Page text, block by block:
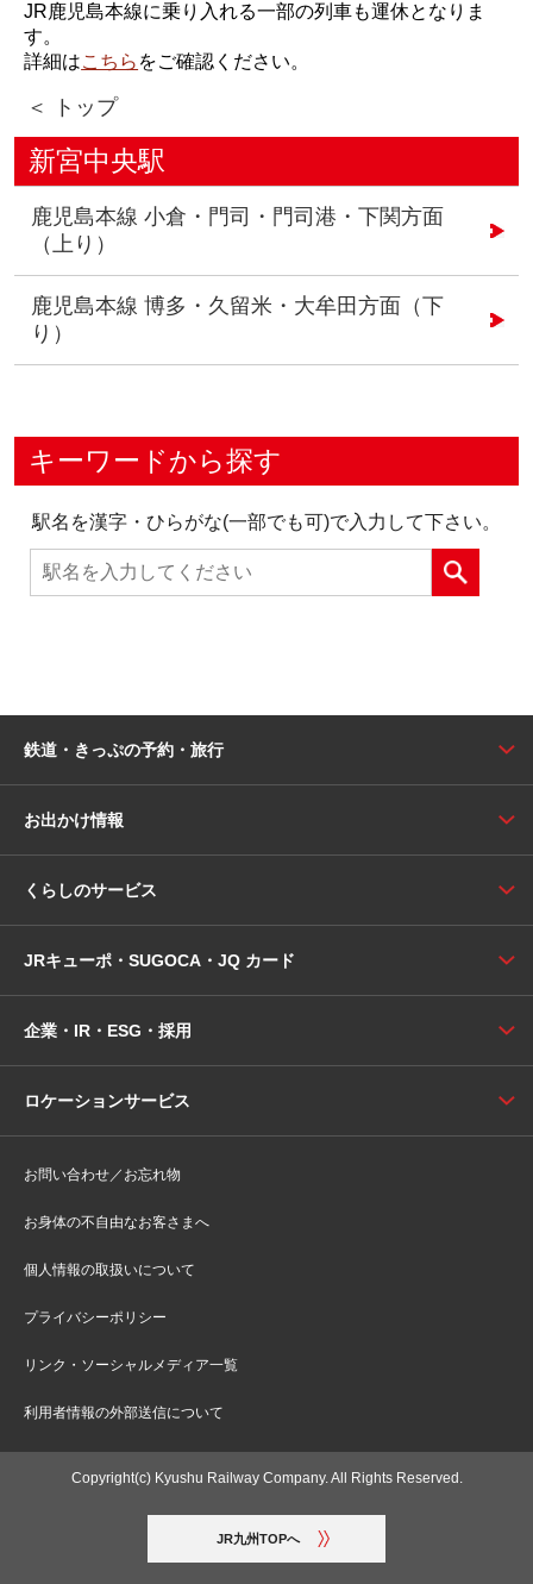
JR鹿児島本線に乗り入れる一部の列車も運休となりま
す。
詳細はこちら をご確認ください。
＜ トップ
新宮中央駅
鹿児島本線 小倉・門司・門司港・下関方面
（上り）
鹿児島本線 博多・久留米・大牟田方面（下
り）
キーワードから探す
駅名を漢字・ひらがな(一部でも可)で入力して下さい。
鉄道・きっぷの予約・旅行
お出かけ情報
くらしのサービス
JRキューポ・SUGOCA・JQ カード
企業・IR・ESG・採用
ロケーションサービス
お問い合わせ／お忘れ物
お身体の不自由なお客さまへ
個人情報の取扱いについて
プライバシーポリシー
リンク・ソーシャルメディア一覧
利用者情報の外部送信について
Copyright(c) Kyushu Railway Company. All Rights Reserved.
JR九州TOPへ